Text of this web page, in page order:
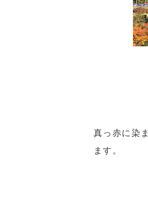
真っ赤に染
ます。